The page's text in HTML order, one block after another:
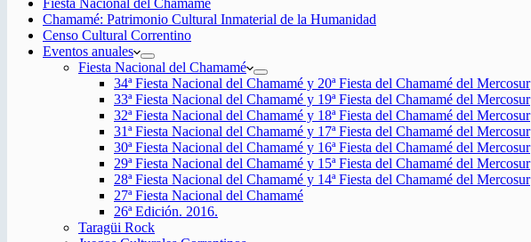
Fiesta Nacional del Chamamé
Chamamé: Patrimonio Cultural Inmaterial de la Humanidad
Censo Cultural Correntino
Eventos anuales
Fiesta Nacional del Chamamé
34ª Fiesta Nacional del Chamamé y 20ª Fiesta del Chamamé del Mercosur
33ª Fiesta Nacional del Chamamé y 19ª Fiesta del Chamamé del Mercosur
32ª Fiesta Nacional del Chamamé y 18ª Fiesta del Chamamé del Mercosur
31ª Fiesta Nacional del Chamamé y 17ª Fiesta del Chamamé del Mercosur
30ª Fiesta Nacional del Chamamé y 16ª Fiesta del Chamamé del Mercosur
29ª Fiesta Nacional del Chamamé y 15ª Fiesta del Chamamé del Mercosur
28ª Fiesta Nacional del Chamamé y 14ª Fiesta del Chamamé del Mercosur
27ª Fiesta Nacional del Chamamé
26ª Edición. 2016.
Taragüi Rock